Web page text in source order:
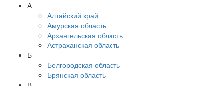
А
Алтайский край
Амурская область
Архангельская область
Астраханская область
Б
Белгородская область
Брянская область